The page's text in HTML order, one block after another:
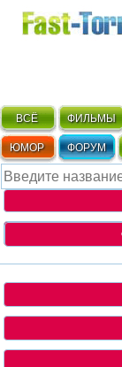
ВСЁ ФИЛЬМЫ
ЮМОР ФОРУМ